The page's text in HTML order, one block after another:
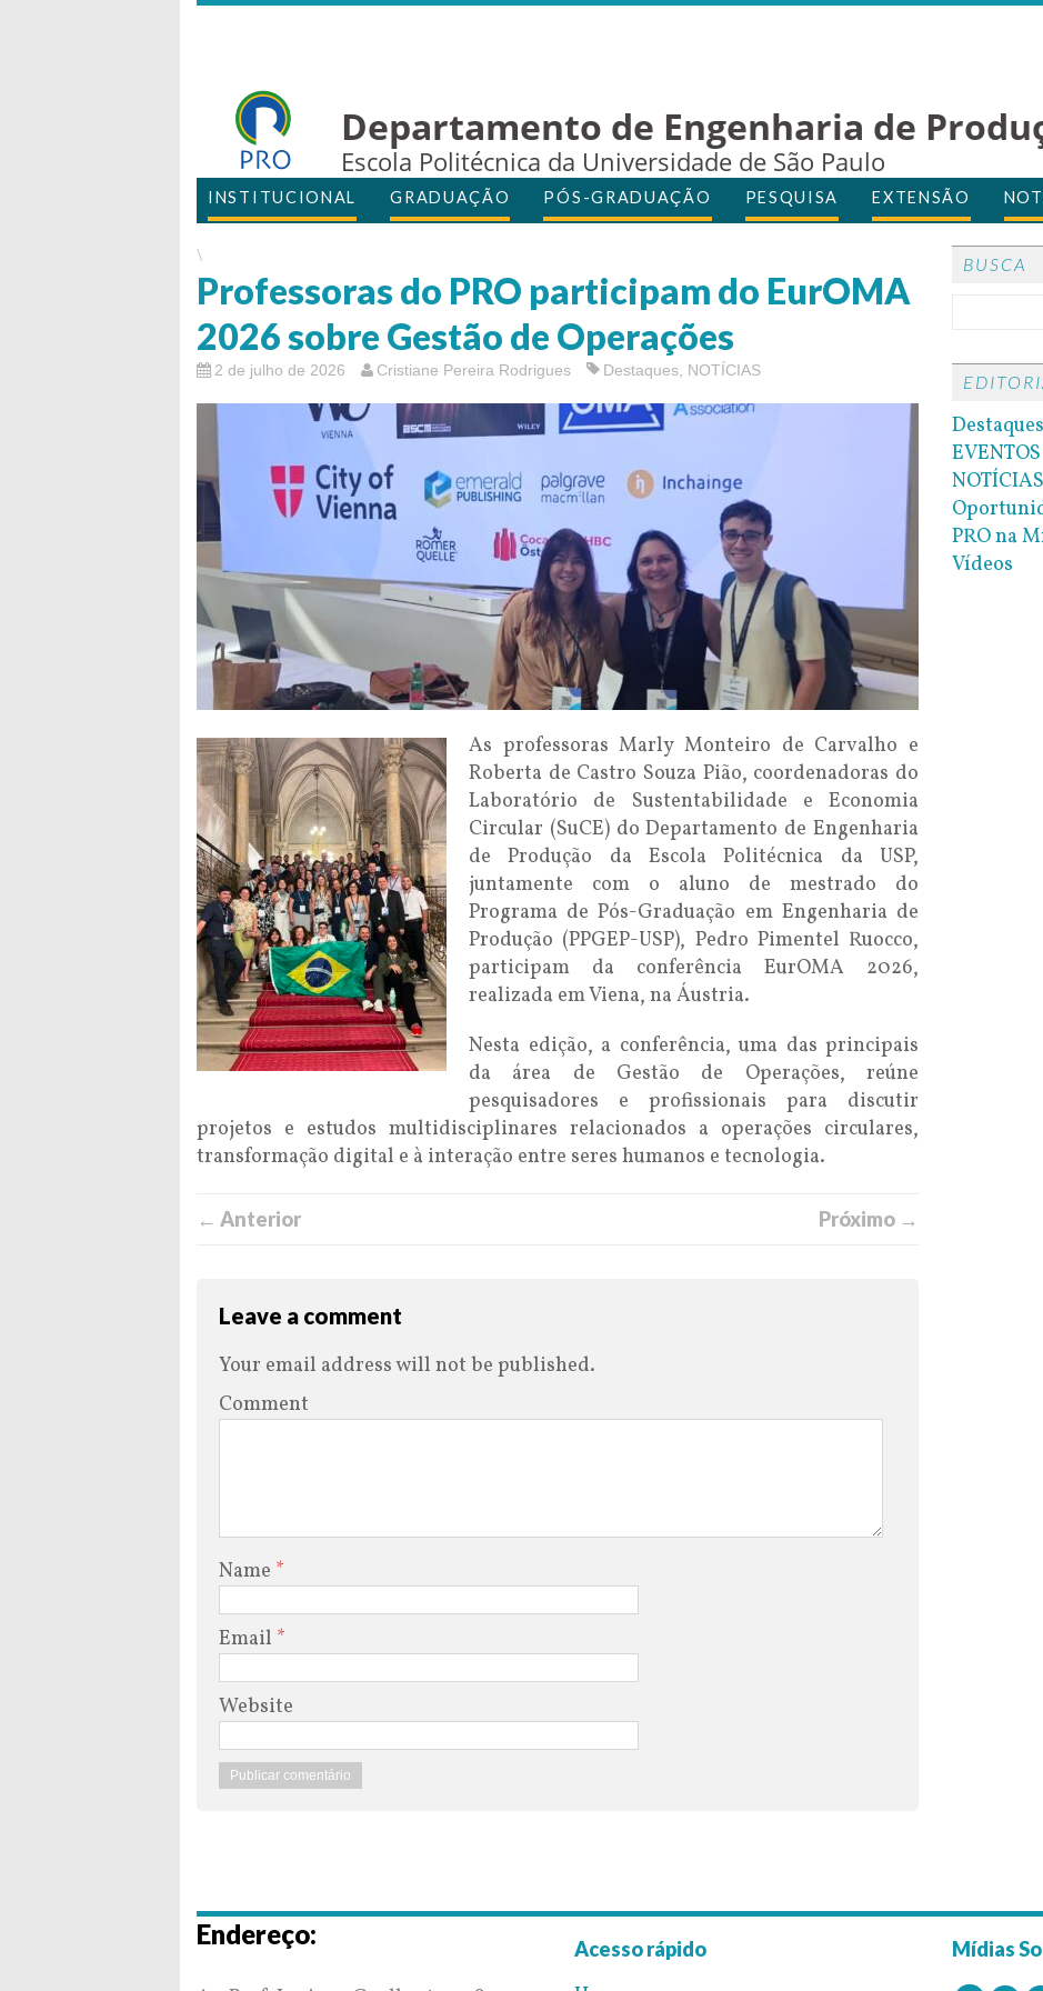
Departamento de Engenharia de
Escola Politécnica da Universidade de São Paulo
INSTITUCIONAL GRADUAÇÃO PÓS-GRADUAÇÃO PESQUISA EXTENSÃO
\
Professoras do PRO participam do EurOMA
2026 sobre Gestão de Operações
2 de julho de 2026 Cristiane Pereira Rodrigues Destaques NOTÍCIAS
As professoras Marly Monteiro de Carvalho e
Roberta de Castro Souza Pião, coordenadoras do
Laboratório de Sustentabilidade e Economia
Circular (SuCE) do Departamento de Engenharia
de Produção da Escola Politécnica da USP,
juntamente com o aluno de mestrado do
Programa de Pós-Graduação em Engenharia de
Produção (PPGEP-USP), Pedro Pimentel Ruocco,
participam da conferência EurOMA 2026,
realizada em Viena, na Áustria.
Nesta edição, a conferência, uma das principais
da área de Gestão de Operações, reúne
pesquisadores e profissionais para discutir
projetos e estudos multidisciplinares relacionados a operações circulares,
transformação digital e à interação entre seres humanos e tecnologia.
← Anterior Próximo →
Leave a comment
Your email address will not be published.
Comment
Name *
Email *
Website
BUSCA
Destaques
EVENTOS
NOTÍCIAS
PRO na
Vídeos
Endereço: Acesso rápido Mídias